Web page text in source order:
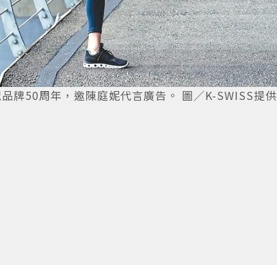
牌50周年，邀陳庭妮代言廣告。 圖／K-SWISS提供